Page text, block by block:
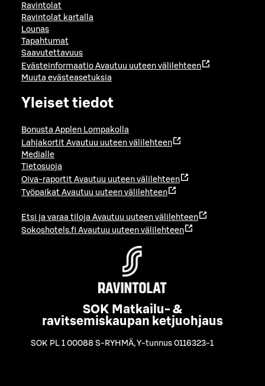
Ravintolat
Ravintolat kartalla
Lounas
Tapahtumat
Saavutettavuus
Evästeinformaatio Avautuu uuteen välilehteen
Muuta evästeasetuksia
Yleiset tiedot
Bonusta Applen Lompakolla
Lahjakortit Avautuu uuteen välilehteen
Medialle
Tietosuoja
Oiva-raportit Avautuu uuteen välilehteen
Työpaikat Avautuu uuteen välilehteen
Etsi ja varaa tiloja Avautuu uuteen välilehteen
Sokoshotels.fi Avautuu uuteen välilehteen
SOK Matkailu- &
ravitsemiskaupan ketjuohjaus
SOK PL 1 00088 S-RYHMÄ,Y-tunnus 0116323-1